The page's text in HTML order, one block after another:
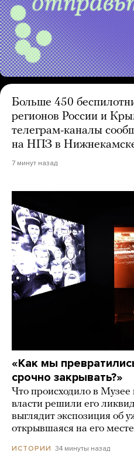
Больше 450
регионов России и
телеграм-каналы
на НПЗ в
7 минут назад
«Как мы
срочно закрывать?»
Что происходило в
власти решили его
выглядит экспозиция об
открывшаяся на его месте
ИСТОРИИ 34 минуты назад